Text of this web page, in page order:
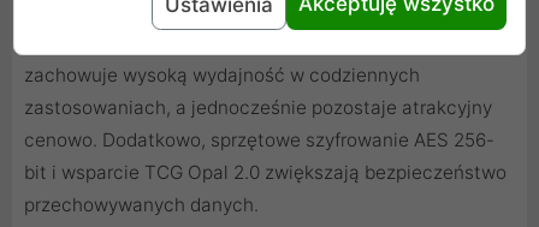
komputera jako bufora, kompensując brak własnej
zachowuje wysoką wydajność w codziennych
zastosowaniach, a jednocześnie pozostaje atrakcyjny
cenowo. Dodatkowo, sprzętowe szyfrowanie AES 256-
bit i wsparcie TCG Opal 2.0 zwiększają bezpieczeństwo
przechowywanych danych.
Ustawienia